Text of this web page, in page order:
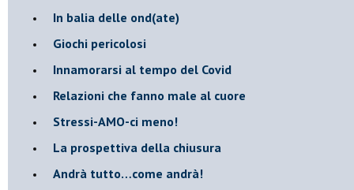
​In balia delle ond(ate)
Giochi pericolosi
Innamorarsi al tempo del Covid
​Relazioni che fanno male al cuore
​Stressi-AMO-ci meno!
​La prospettiva della chiusura
​Andrà tutto…come andrà!